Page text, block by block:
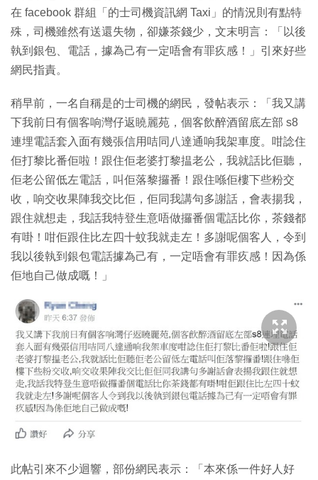
在 facebook 群組「的士司機資訊網 Taxi」的情況則有點特
殊，司機雖然有送還失物，卻嫌茶錢少，文末明言：「以後
執到銀包、電話，據為己有一定唔會有罪疚感！」引來好些
網民指責。
稍早前，一名自稱是的士司機的網民，發帖表示：「我又講
下我前日有個客响灣仔返䁱麗苑，個客飲醉酒留底左部 s8
連埋電話套入面有幾張信用咭同八達通响我架車度。咁諗住
佢打黎比番佢啦！跟住佢老婆打黎揾老公，我就話比佢聽，
佢老公留低左電話，叫佢落黎攞番！跟住喺佢樓下些粉交
收，响交收果陣我交比佢，佢同我講句多謝話，會表揚我，
跟住就想走，我話我特登生意唔做攞番個電話比你，茶錢都
有啩！咁佢跟住比左四十蚊我就走左！多謝呢個客人，令到
我以後執到銀包電話據為己有，一定唔會有罪疚感！因為係
佢地自己做成嘅！」
此帖引來不少迴響，部份網民表示：「本來係一件好人好